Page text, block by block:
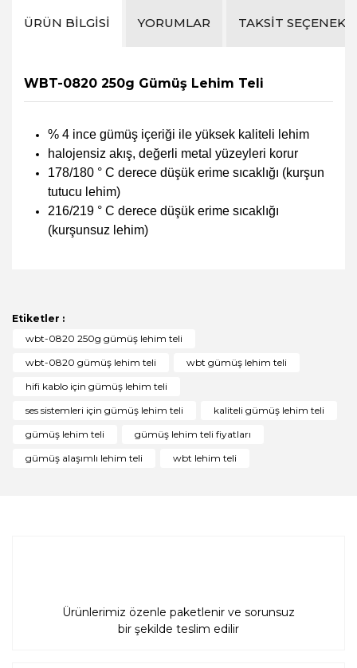
ÜRÜN BILGISI YORUMLAR TAKSIT
WBT-0820 250g Gümüş Lehim Teli
% 4 ince gümüş içeriği ile yüksek kaliteli lehim
halojensiz akış, değerli metal yüzeyleri korur
178/180 ° C derece düşük erime sıcaklığı (kurşun
tutucu lehim)
216/219 ° C derece düşük erime sıcaklığı
(kurşunsuz lehim)
Yorum Yaz
Ürün açıklamasında eksik bilgiler bulunuyor.
Ürün bilgilerinde hatalar bulunuyor.
Ürün fiyatı diğer sitelerden daha pahalı.
Bu ürüne benzer farklı alternatifler olmalı.
Etiketler :
wbt-0820 250g gümüş lehim teli
wbt-0820 gümüş lehim teli
wbt gümüş lehim teli
hifi kablo için gümüş lehim teli
ses sistemleri için gümüş lehim teli
kaliteli gümüş lehim teli
gümüş lehim teli
gümüş lehim teli fiyatları
gümüş alaşımlı lehim teli
wbt lehim teli
Ürünlerimiz özenle paketlenir ve sorunsuz
bir şekilde teslim edilir